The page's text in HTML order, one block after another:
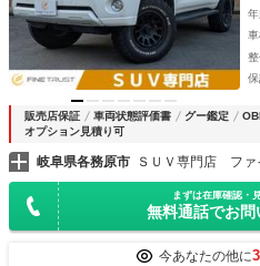
車
販売店保証 車両状態評価書 グー鑑定
オプション見積り可
岐阜県各務原市 ＳＵＶ専門店 ファ
まずは在庫確認・
無料通話でお問
今あなたの他に